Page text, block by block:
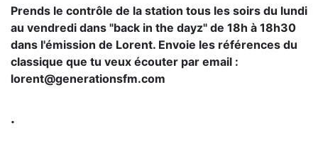
Prends le contrôle de la station tous les soirs du lundi
au vendredi dans "back in the dayz" de 18h à 18h30
dans l'émission de Lorent. Envoie les références du
classique que tu veux écouter par email :
lorent@generationsfm.com
.